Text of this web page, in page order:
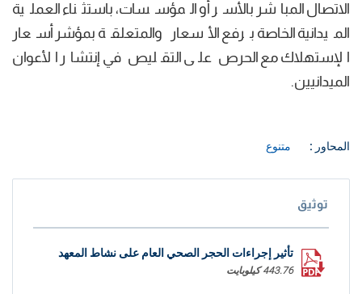
الاتصال المباشر بالأسر أو المؤسسات، باستثناء العملية
الميدانية الخاصة برفع الأسعار والمتعلقة بمؤشر أسعار
الإستهلاك مع الحرص على التقليص في إنتشار الأعوان
الميدانيين.
المحاور : متنوع
توثيق
تأثير إجراءات الحجر الصحي العام على نشاط المعهد
443.76 كيلوبايت